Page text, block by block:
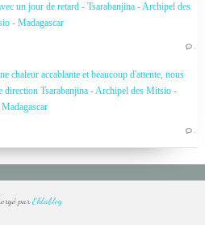
un jour de retard - Tsarabanjina - Archipel des
- Madagascar
…
chaleur accablante et beaucoup d'attente, nous
Tsarabanjina - Archipel des Mitsio -
Madagascar
…
parEklablog